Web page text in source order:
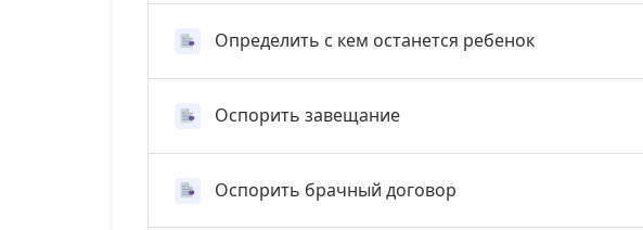
Определить с кем останется ребенок
Оспорить завещание
Оспорить брачный договор